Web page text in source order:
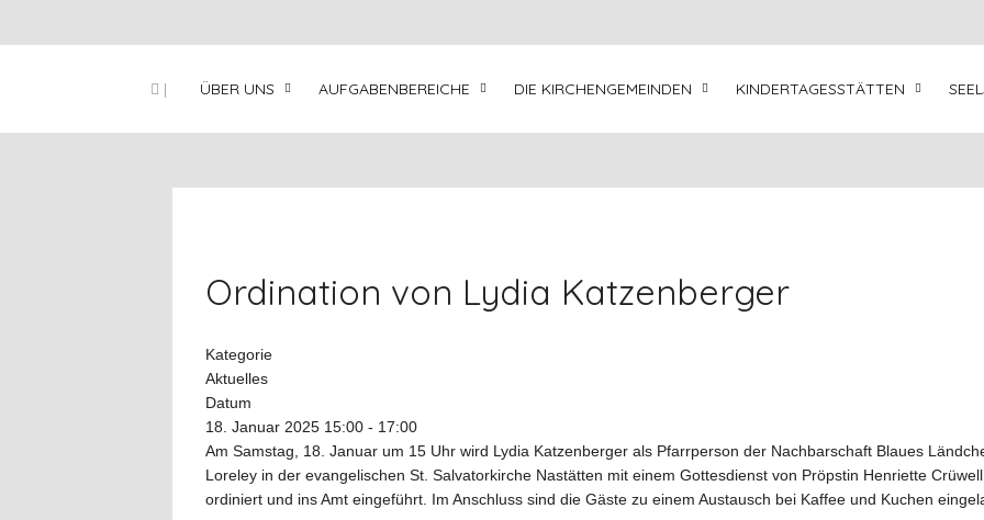
| ÜBER UNS AUFGABENBEREICHE DIE KIRCHENGEMEINDEN KINDERTAGESSTÄTTEN
Ordination von Lydia Katzenberger
Kategorie
Aktuelles
Datum
18. Januar 2025 15:00 - 17:00
Am Samstag, 18. Januar um 15 Uhr wird Lydia Katzenberger als Pfarrperson der Nachbarschaft Blaues
Loreley in der evangelischen St. Salvatorkirche Nastätten mit einem Gottesdienst von Pröpstin Henriette Crüwell
ordiniert und ins Amt eingeführt. Im Anschluss sind die Gäste zu einem Austausch bei Kaffee und Kuchen